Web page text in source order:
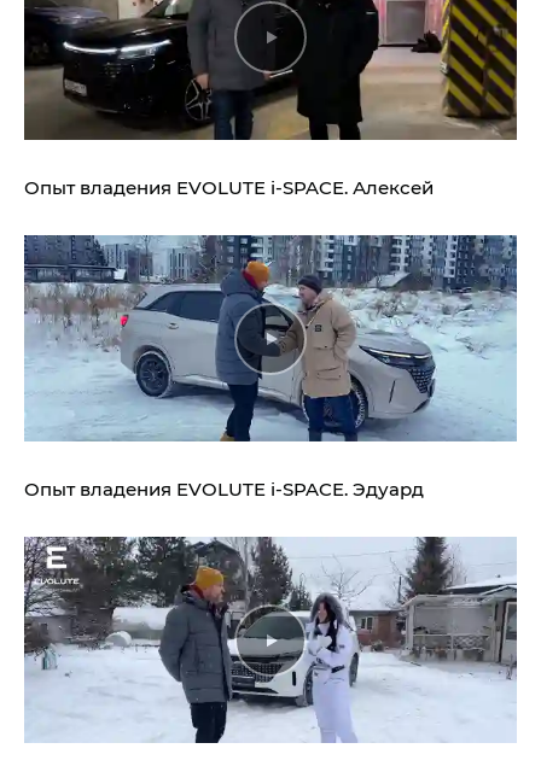
Опыт владения EVOLUTE i‑SPACE. Алексей
Опыт владения EVOLUTE i‑SPACE. Эдуард